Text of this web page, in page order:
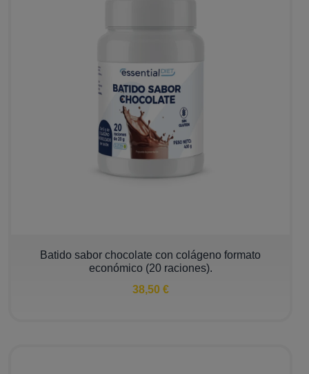
Batido sabor chocolate con colágeno formato
económico (20 raciones).
38,50 €